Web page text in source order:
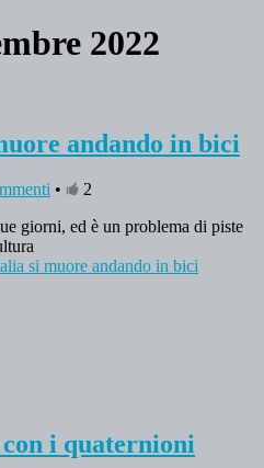
2022
andando in bici
•
2
giorni, ed è un problema di piste
si muore andando in bici
i quaternioni